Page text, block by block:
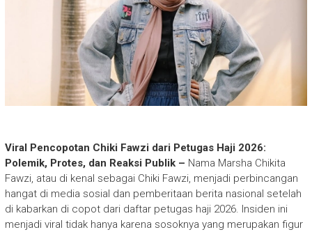
Viral Pencopotan Chiki Fawzi dari Petugas Haji 2026:
Polemik, Protes, dan Reaksi Publik – Nama Marsha Chikita
Fawzi, atau di kenal sebagai Chiki Fawzi, menjadi perbincangan
hangat di media sosial dan pemberitaan berita nasional setelah
di kabarkan di copot dari daftar petugas haji 2026. Insiden ini
menjadi viral tidak hanya karena sosoknya yang merupakan figur